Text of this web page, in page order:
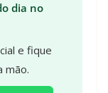
dia no
e fique
mão.